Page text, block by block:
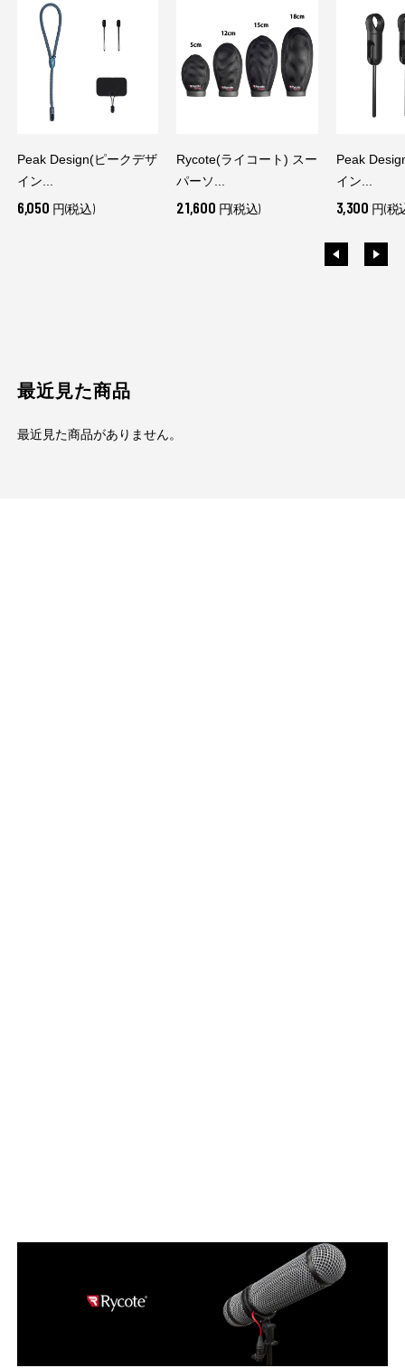
Peak Design(ピークデザ
イン...
6,050 円(税込)
Rycote(ライコート) スー
パーソ...
21,600 円(税込)
Peak
イン...
3,300 円(税
最近見た商品
最近見た商品がありません。